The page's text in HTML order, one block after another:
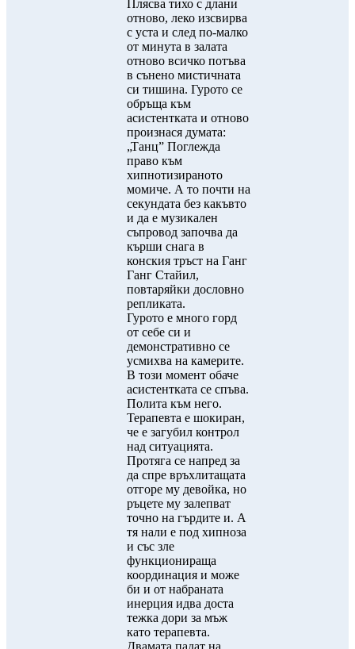
Плясва тихо с длани
отново, леко изсвирва
с уста и след по-малко
от минута в залата
отново всичко потъва
в сънено мистичната
си тишина. Гурото се
обръща към
асистентката и отново
произнася думата:
„Танц” Поглежда
право към
хипнотизираното
момиче. А то почти на
секундата без какъвто
и да е музикален
съпровод започва да
кърши снага в
конския тръст на Ганг
Ганг Стайил,
повтаряйки дословно
репликата.
Гурото е много горд
от себе си и
демонстративно се
усмихва на камерите.
В този момент обаче
асистентката се спъва.
Полита към него.
Терапевта е шокиран,
че е загубил контрол
над ситуацията.
Протяга се напред за
да спре връхлитащата
отгоре му девойка, но
ръцете му залепват
точно на гърдите и. А
тя нали е под хипноза
и със зле
функционираща
координация и може
би и от набраната
инерция идва доста
тежка дори за мъж
като терапевта.
Двамата падат на